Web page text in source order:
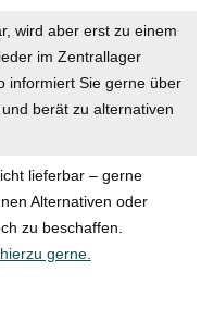
wird aber erst zu einem
im Zentrallager
informiert Sie gerne über
berät zu alternativen
lieferbar – gerne
Alternativen oder
zu beschaffen.
gerne.